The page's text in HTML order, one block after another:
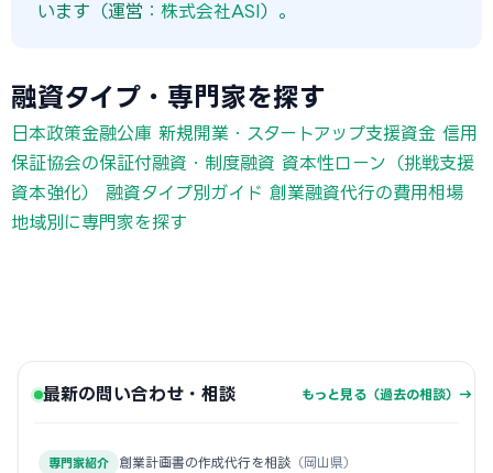
います（運営： 株式会社ASI）。
融資タイプ・専門家を探す
日本政策金融公庫 新規開業・スタートアップ支援資金 信用
保証協会の保証付融資・制度融資 資本性ローン（挑戦支援
資本強化）
融資タイプ別ガイド 創業融資代行の費用相場
地域別に専門家を探す
最新の問い合わせ・相談 もっと見る（過去の相談）→
専門家紹介 創業計画書の作成代行を相談 （岡山県）